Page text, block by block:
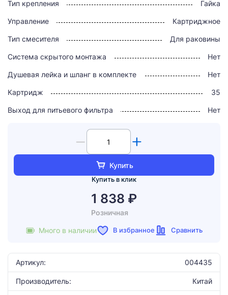
Тип крепления Гайка
Управление Картриджное
Тип смесителя Для раковины
Система скрытого монтажа Нет
Душевая лейка и шланг в комплекте Нет
Картридж 35
Выход для питьевого фильтра Нет
Купить
Купить в клик
1 838 ₽
Розничная
Много в наличии В избранное Сравнить
Артикул: 004435
Производитель: Китай